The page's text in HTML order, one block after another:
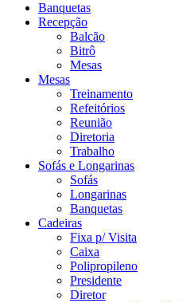
Banquetas
Recepção
Balcão
Bitrô
Mesas
Mesas
Treinamento
Refeitórios
Reunião
Diretoria
Trabalho
Sofás e Longarinas
Sofás
Longarinas
Banquetas
Cadeiras
Fixa p/ Visita
Caixa
Polipropileno
Presidente
Diretor